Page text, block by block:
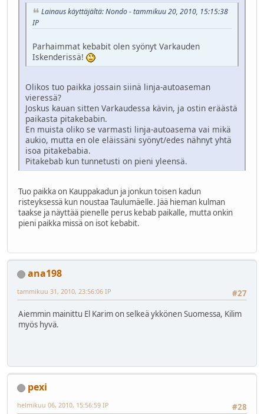
Lainaus käyttäjältä: Nondo - tammikuu 20, 2010, 15:15:38
IP
Parhaimmat kebabit olen syönyt Varkauden
Iskenderissä!
Olikos tuo paikka jossain siinä linja-autoaseman
vieressä?
Joskus kauan sitten Varkaudessa kävin, ja ostin eräästä
paikasta pitakebabin.
En muista oliko se varmasti linja-autoasema vai mikä
aukio, mutta en ole eläissäni syönyt/edes nähnyt yhtä
isoa pitakebabia.
Pitakebab kun tunnetusti on pieni yleensä.
Tuo paikka on Kauppakadun ja jonkun toisen kadun
risteyksessä kun noustaa Taulumäelle. Jää hieman kulman
taakse ja näyttää pienelle perus kebab paikalle, mutta onkin
pieni paikka missä on isot kebabit.
ana198
#27
tammikuu 31, 2010, 23:56:06 IP
Aiemmin mainittu El Karim on selkeä ykkönen Suomessa, Kilim
myös hyvä.
pexi
#28
helmikuu 06, 2010, 15:56:59 IP